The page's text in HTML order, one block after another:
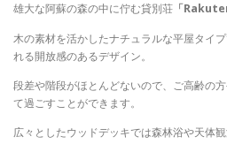
雄大な阿蘇の森の中に佇む貸別荘 「
木の素材を活かしたナチュラルな平屋タイ
れる開放感のあるデザイン。
段差や階段がほとんどないので、ご高齢の
て過ごすことができます。
広々としたウッドデッキでは森林浴や天体観